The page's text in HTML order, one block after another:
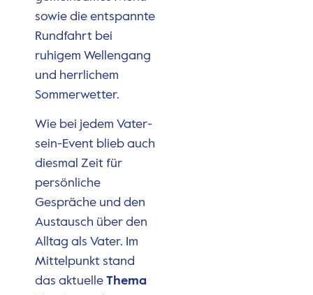
sowie die entspannte
Rundfahrt bei
ruhigem Wellengang
und herrlichem
Sommerwetter.
Wie bei jedem Vater-
sein-Event blieb auch
diesmal Zeit für
persönliche
Gespräche und den
Austausch über den
Alltag als Vater. Im
Mittelpunkt stand
das aktuelle Thema